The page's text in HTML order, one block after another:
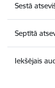
Sestā
Septītā
Iekšējais